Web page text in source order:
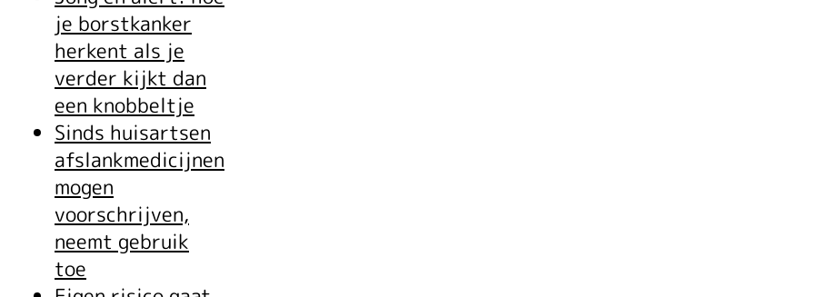
je borstkanker
herkent als je
verder kijkt dan
een knobbeltje
Sinds huisartsen
afslankmedicijnen
mogen
voorschrijven,
neemt gebruik
toe